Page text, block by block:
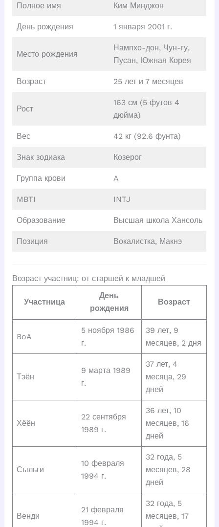
Полное имя Ким Минджон
День рождения 1 января 2001 г.
Место рождения
Нампхо-дон, Чун-гу,
Пусан, Южная Корея
Возраст 25 лет и 7 месяцев
Рост
163 см (5 футов 4
дюйма)
Вес 42 кг (92.6 фунта)
Знак зодиака Козерог
Группа крови A
MBTI INTJ
Образование Высшая школа Хансоль
Позиция Вокалистка, Макнэ
Возраст участниц: от старшей к младшей
Участница
День
рождения
Возраст
BoA
5 ноября 1986
г.
39 лет, 9
месяцев, 2 дня
Тэён
9 марта 1989
г.
37 лет, 4
месяца, 29
дней
Хёён
22 сентября
1989 г.
36 лет, 10
месяцев, 16
дней
Сыльги
10 февраля
1994 г.
32 года, 5
месяцев, 28
дней
Венди
21 февраля
1994 г.
32 года, 5
месяцев, 17